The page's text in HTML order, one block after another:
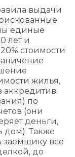
выдачи
единые
лет и
стоимости
жилья,
аккредитив
по
(они
деньги,
дом). Также
заемщику все
до